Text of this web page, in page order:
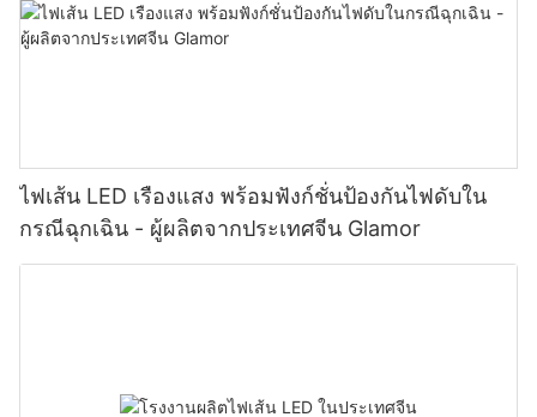
ไฟเส้น LED เรืองแสง พร้อมฟังก์ชั่นป้องกันไฟดับใน
กรณีฉุกเฉิน - ผู้ผลิตจากประเทศจีน Glamor